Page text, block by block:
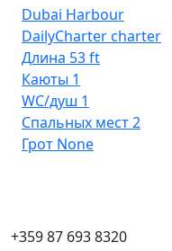
Dubai Harbour
DailyCharter charter
Длина 53 ft
Каюты 1
WC/душ 1
Спальных мест2
Грот None
+359 87 693 8320